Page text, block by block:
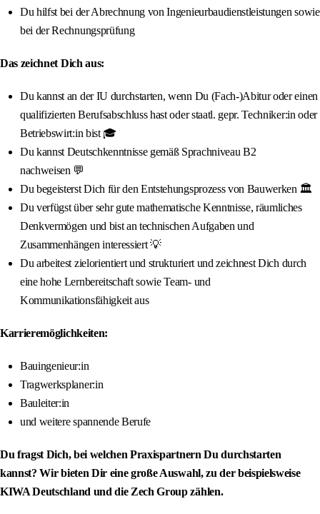
Du hilfst bei der Abrechnung von Ingenieurbaudienstleistungen sowie
bei der Rechnungsprüfung
Das zeichnet Dich aus:
Du kannst an der IU durchstarten, wenn Du (Fach-)Abitur oder einen
qualifizierten Berufsabschluss hast oder staatl. gepr. Techniker:in oder
Betriebswirt:in bist 🎓
Du kannst Deutschkenntnisse gemäß Sprachniveau B2
nachweisen 💬
Du begeisterst Dich für den Entstehungsprozess von Bauwerken 🏛️
Du verfügst über sehr gute mathematische Kenntnisse, räumliches
Denkvermögen und bist an technischen Aufgaben und
Zusammenhängen interessiert 💡
Du arbeitest zielorientiert und strukturiert und zeichnest Dich durch
eine hohe Lernbereitschaft sowie Team- und
Kommunikationsfähigkeit aus
Karrieremöglichkeiten:
Bauingenieur:in
Tragwerksplaner:in
Bauleiter:in
und weitere spannende Berufe
Du fragst Dich, bei welchen Praxispartnern Du durchstarten
kannst? Wir bieten Dir eine große Auswahl, zu der beispielsweise
KIWA Deutschland und die Zech Group zählen.